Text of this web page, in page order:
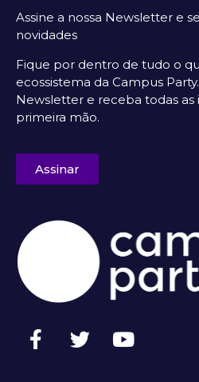
Assine a nossa Newsletter e
novidades
Fique por dentro de tudo o
ecossistema da Campus
Newsletter e receba todas as
primeira mão.
Assinar